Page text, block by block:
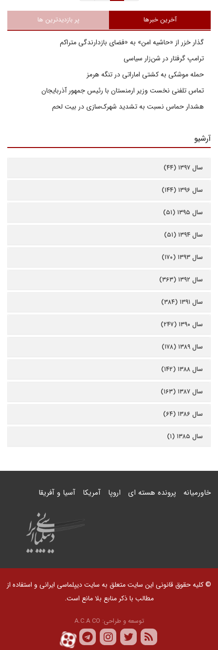
آخرین خبرها پر بازدیدترین ها
گذار خزر از «حاشیه امن» به «فضای بازدارندگی متراکم
ترامپ گرفتار در شن‌زار سیاسی
حمله موشکی به کشتی اماراتی در تنگه هرمز
تماس تلفنی نخست وزیر ارمنستان با رئیس جمهور آذربایجان
هشدار حماس نسبت به تشدید شهرک‌سازی در بیت‌ لحم
آرشیو
سال ۱۳۹۷ (۴۴)
سال ۱۳۹۶ (۱۴۴)
سال ۱۳۹۵ (۵۱)
سال ۱۳۹۴ (۵۱)
سال ۱۳۹۳ (۱۷۰)
سال ۱۳۹۲ (۳۶۳)
سال ۱۳۹۱ (۳۸۴)
سال ۱۳۹۰ (۲۴۷)
سال ۱۳۸۹ (۱۷۸)
سال ۱۳۸۸ (۱۴۲)
سال ۱۳۸۷ (۱۶۳)
سال ۱۳۸۶ (۶۴)
سال ۱۳۸۵ (۱)
خاورمیانه پرونده هسته ای اروپا آمریکا آسیا و آفریقا
© کلیه حقوق قانونی این سایت متعلق به سایت دیپلماسی ایرانی و استفاده از
مطالب با ذکر منابع بلا مانع است.
توسعه و طراحی: A.C.A CO